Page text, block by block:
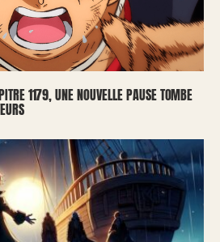
1179, UNE NOUVELLE PAUSE TOMBE